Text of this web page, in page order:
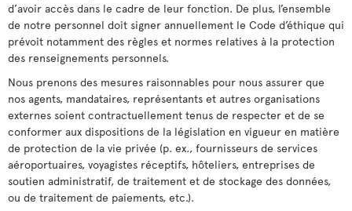
d’avoir accès dans le cadre de leur fonction. De plus, l’ensemble
de notre personnel doit signer annuellement le Code d’éthique qui
prévoit notamment des règles et normes relatives à la protection
des renseignements personnels.
Nous prenons des mesures raisonnables pour nous assurer que
nos agents, mandataires, représentants et autres organisations
externes soient contractuellement tenus de respecter et de se
conformer aux dispositions de la législation en vigueur en matière
de protection de la vie privée (p. ex., fournisseurs de services
aéroportuaires, voyagistes réceptifs, hôteliers, entreprises de
soutien administratif, de traitement et de stockage des données,
ou de traitement de paiements, etc.).